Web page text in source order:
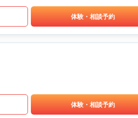
体験・相談予約
体験・相談予約